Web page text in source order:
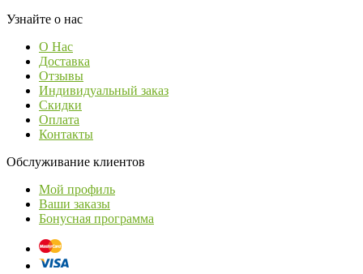
Узнайте о нас
О Нас
Доставка
Отзывы
Индивидуальный заказ
Скидки
Оплата
Контакты
Обслуживание клиентов
Мой профиль
Ваши заказы
Бонусная программа